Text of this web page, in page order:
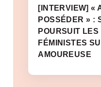
[INTERVIEW] «
POSSÉDER » :
POURSUIT
FÉMINISTES
AMOUREUSE